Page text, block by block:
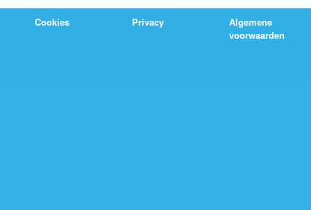
Cookies Privacy
Algemene
voorwaarden